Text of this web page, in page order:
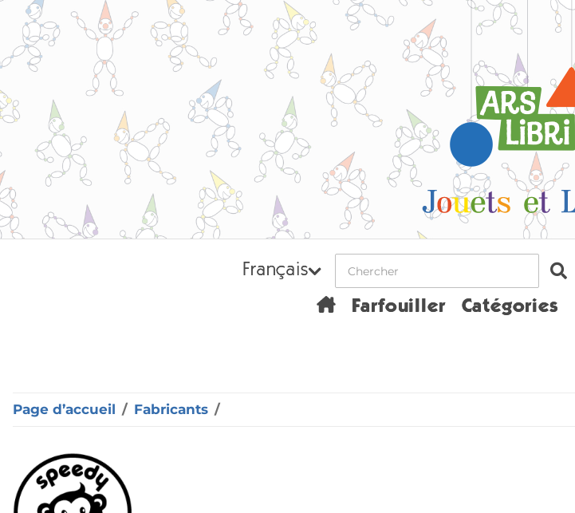
Français
Home
Farfouiller Catégories
Page d’accueil Fabricants